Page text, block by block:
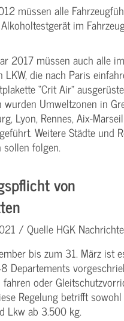
müssen alle
im
2017 müssen auch alle
LKW, die nach Paris
“Crit Air”
wurden Umweltzonen in
Lyon, Rennes, Aix-
Weitere Städte und
folgen.
von
/ Quelle HGK
bis zum 31. März ist
Departements
oder
Regelung betrifft
Lkw ab 3.500 kg.